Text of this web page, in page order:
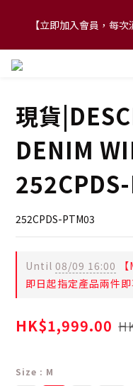
【FLASH SALE
【立即加入會員，每
【FLASH
現貨
DENIM
252CPDS-PTM03
Until 08/09 16:00
即日起指定產品兩件
HK$1,999.00
Size : M